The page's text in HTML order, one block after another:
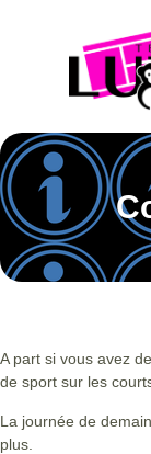
A part si vous avez
de sport sur les
La journée de
plus.